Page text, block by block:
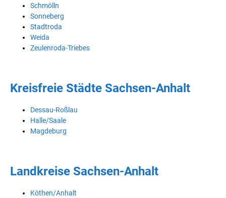
Schmölln
Sonneberg
Stadtroda
Weida
Zeulenroda-Triebes
Kreisfreie Städte Sachsen-Anhalt
Dessau-Roßlau
Halle/Saale
Magdeburg
Landkreise Sachsen-Anhalt
Köthen/Anhalt